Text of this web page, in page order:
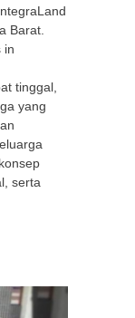
Barat.
in
tinggal,
yang
serta